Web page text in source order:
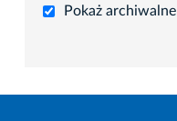
Pokaż archiwalne